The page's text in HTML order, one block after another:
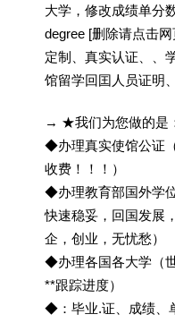
大学，修改成绩单分
degree [删除请点击
定制、真实认证、、
馆留学回囯人员证明
→ ★我们为您做的是
◆办理真实使馆公证
收费！！！）
◆办理教育部国外学
快速稳妥，回国发展
企，创业，无忧愁）
◆办理各国各大学（
**跟踪进度）
◆：毕业.证、成绩、